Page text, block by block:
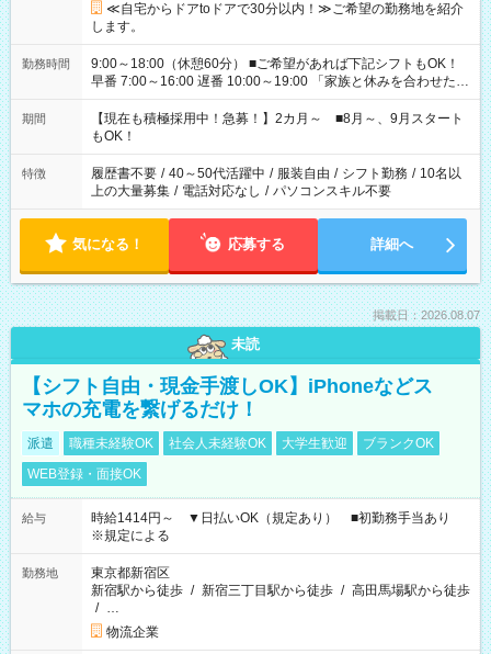
≪自宅からドアtoドアで30分以内！≫ご希望の勤務地を紹介
します。
勤務時間
9:00～18:00（休憩60分） ■ご希望があれば下記シフトもOK！
早番 7:00～16:00 遅番 10:00～19:00 「家族と休みを合わせた
い」 「余裕を持って夕飯の準備がしたい」 「できれば残業はし
たくない」 など、ご希望を教えてくださいね。 ※Wワーク希望
の方へ 今ご覧のお仕事で希望する勤務時間と、もう1つのお仕事
の勤務時間。 合計で週40時間を超える場合は応募できません。
期間
【現在も積極採用中！急募！】2カ月～ ■8月～、9月スタート
もOK！
特徴 履歴書不要 / 40～50代活躍中 / 服装自由 / シフト勤務 / 10名以
上の大量募集 / 電話対応なし / パソコンスキル不要
気になる！ 応募する 詳細へ
掲載日：2026.08.07
未読
【シフト自由・現金手渡しOK】iPhoneなどス
マホの充電を繋げるだけ！
派遣 職種未経験OK 社会人未経験OK 大学生歓迎
ブランクOK
WEB登録・面接OK
給与
時給1414円～ ▼日払いOK（規定あり） ■初勤務手当あり
※規定による
勤務地
東京都新宿区
新宿駅から徒歩 / 新宿三丁目駅から徒歩 / 高田馬場駅から徒歩
/ …
物流企業